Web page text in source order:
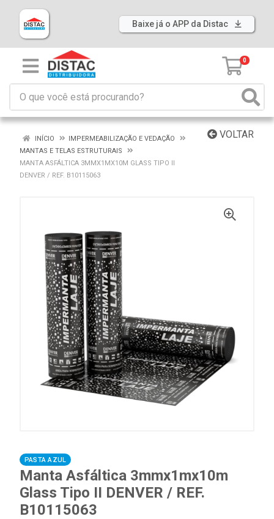
Baixe já o APP da Distac
0
VOLTAR
INÍCIO
IMPERMEABILIZAÇÃO E VEDAÇÃO
MANTAS E TELAS ESTRUTURAIS
MANTA ASFÁLTICA 3MMX1MX10M GLASS TIPO II
DENVER / REF. B10115063
PASTA AZUL
Manta Asfáltica 3mmx1mx10m
Glass Tipo II DENVER / REF.
B10115063